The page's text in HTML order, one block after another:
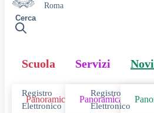
Roma
Cerca
Scuola
Panoramica
Servizi
Panoramica
Registro
Elettronico
Registro
Elettronico